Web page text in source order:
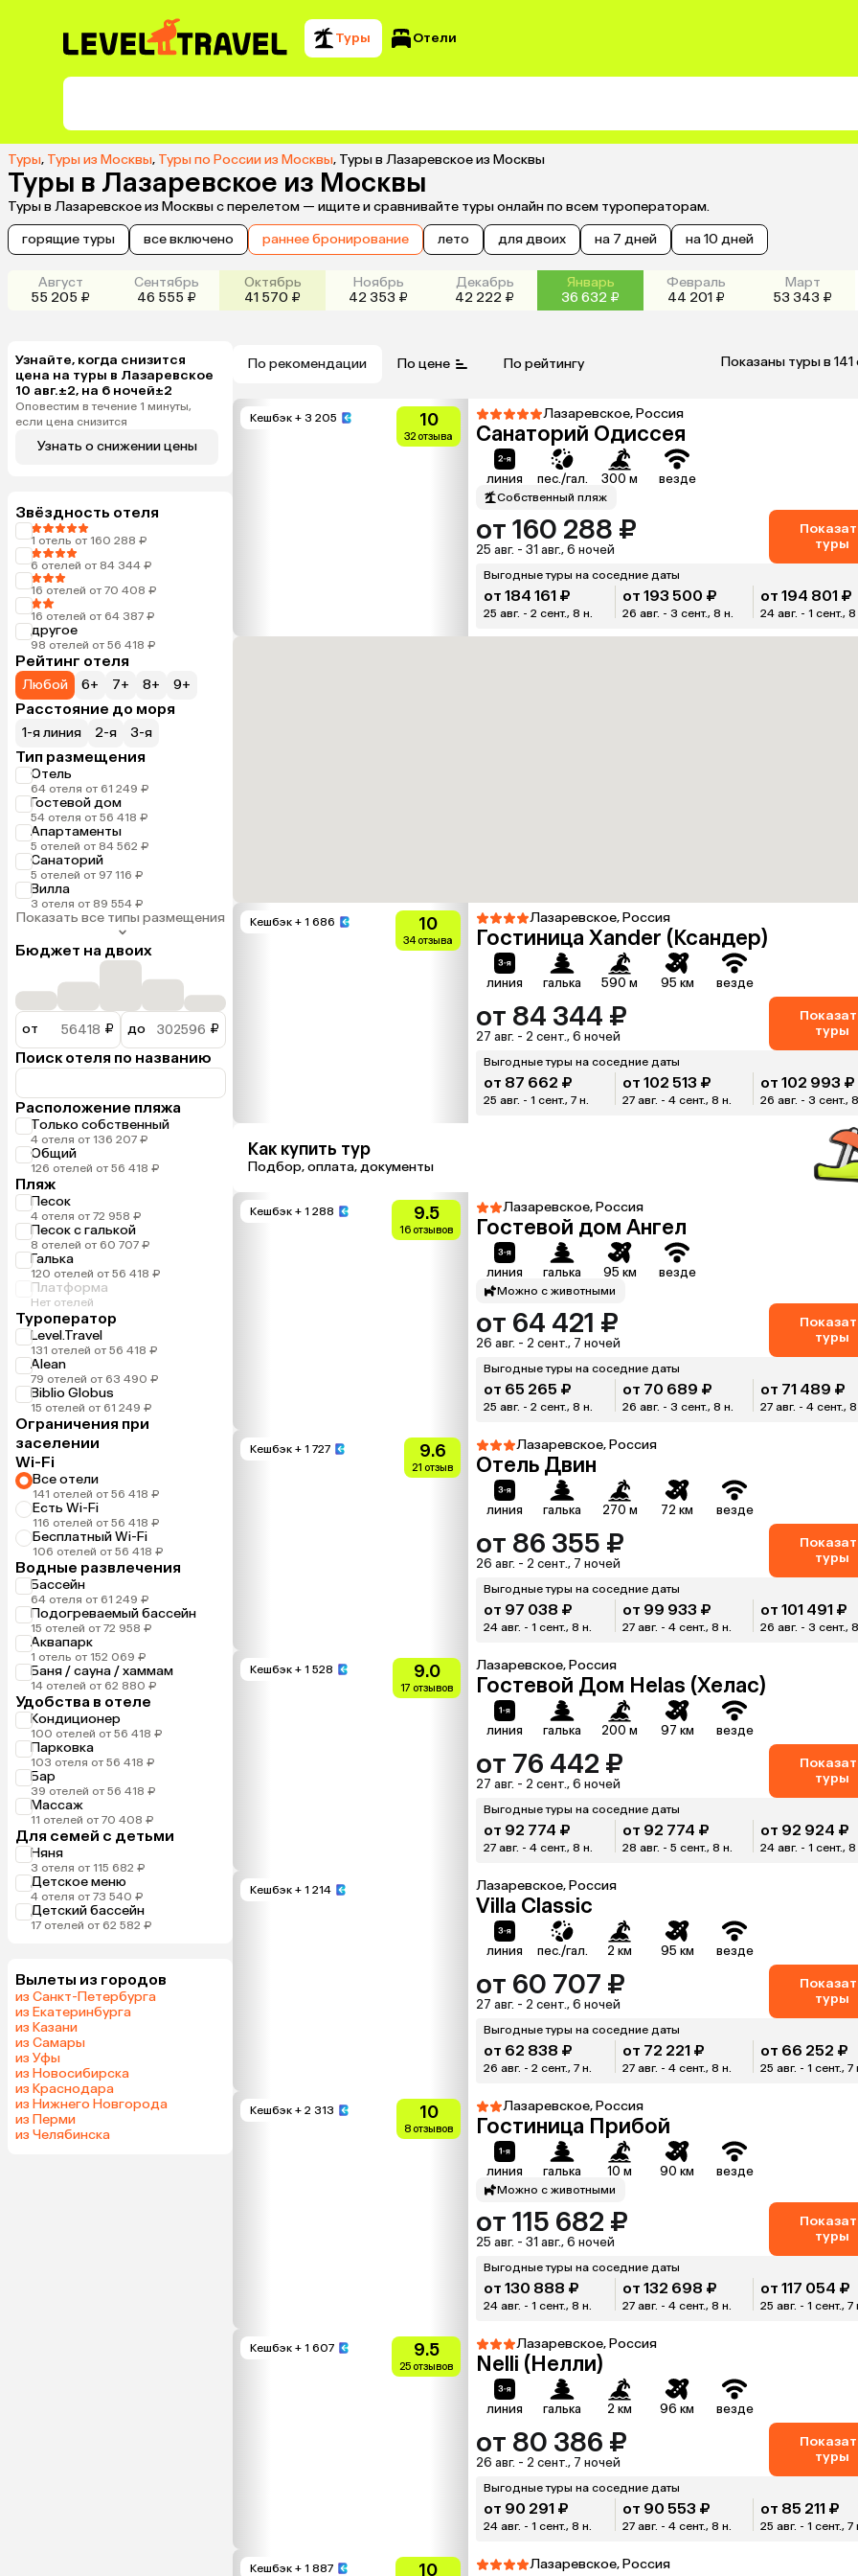
Туры Отели
Туры, Туры из Москвы, Туры по России из Москвы, Туры в Лазаревское из Москвы
Туры в Лазаревское из Москвы
Туры в Лазаревское из Москвы с перелетом — ищите и сравнивайте туры онлайн по всем туроператорам.
горящие туры
все включено раннее бронирование лето для двоих на 7 дней на 10 дней
Август
55 205 ₽
Сентябрь
46 555 ₽
Октябрь
41 570 ₽
Ноябрь
42 353 ₽
Декабрь
42 222 ₽
Январь
36 632 ₽
Февраль
44 201 ₽
Март
53 343 ₽
Узнайте, когда снизится
цена на туры в Лазаревское
10 авг.±2, на 6 ночей±2
Оповестим в течение 1 минуты,
если цена снизится
Узнать о снижении цены
Звёздность отеля
1 отель от 160 288 ₽
6 отелей от 84 344 ₽
16 отелей от 70 408 ₽
16 отелей от 64 387 ₽
другое
98 отелей от 56 418 ₽
Рейтинг отеля
Любой 6+ 7+ 8+ 9+
Расстояние до моря
1-я линия 2-я 3-я
Тип размещения
Отель
64 отеля от 61 249 ₽
Гостевой дом
54 отеля от 56 418 ₽
Апартаменты
5 отелей от 84 562 ₽
Санаторий
5 отелей от 97 116 ₽
Вилла
3 отеля от 89 554 ₽
Показать все типы размещения
Бюджет на двоих
от ₽ до ₽
Поиск отеля по названию
Расположение пляжа
Только собственный
4 отеля от 136 207 ₽
Общий
126 отелей от 56 418 ₽
Пляж
Песок
4 отеля от 72 958 ₽
Песок с галькой
8 отелей от 60 707 ₽
Галька
120 отелей от 56 418 ₽
Платформа
Нет отелей
Туроператор
Level.Travel
131 отелей от 56 418 ₽
Alean
79 отелей от 63 490 ₽
Biblio Globus
15 отелей от 61 249 ₽
Ограничения при
заселении
Wi-Fi
Все отели
141 отелей от 56 418 ₽
Есть Wi-Fi
116 отелей от 56 418 ₽
Бесплатный Wi-Fi
106 отелей от 56 418 ₽
Водные развлечения
Бассейн
64 отеля от 61 249 ₽
Подогреваемый бассейн
15 отелей от 72 958 ₽
Аквапарк
1 отель от 152 069 ₽
Баня / сауна / хаммам
14 отелей от 62 880 ₽
Удобства в отеле
Кондиционер
100 отелей от 56 418 ₽
Парковка
103 отеля от 56 418 ₽
Бар
39 отелей от 56 418 ₽
Массаж
11 отелей от 70 408 ₽
Для семей с детьми
Няня
3 отеля от 115 682 ₽
Детское меню
4 отеля от 73 540 ₽
Детский бассейн
17 отелей от 62 582 ₽
Вылеты из городов
из Санкт-Петербурга
из Екатеринбурга
из Казани
из Самары
из Уфы
из Новосибирска
из Краснодара
из Нижнего Новгорода
из Перми
из Челябинска
По рекомендации По цене По рейтингу Показаны туры в 141
Кешбэк + 3 205 10
32 отзыва
Лазаревское, Россия
Санаторий Одиссея
линия пес./гал. 300 м везде
Собственный пляж
от 160 288 ₽
25 авг. - 31 авг., 6 ночей
туры
Выгодные туры на соседние даты
от 184 161 ₽
25 авг. - 2 сент., 8 н.
от 193 500 ₽
26 авг. - 3 сент., 8 н.
от 194 801 ₽
24 авг. - 1 сент., 8
Кешбэк + 1 686 10
34 отзыва
Лазаревское, Россия
Гостиница Xander (Ксандер)
линия галька 590 м 95 км везде
от 84 344 ₽
27 авг. - 2 сент., 6 ночей
туры
Выгодные туры на соседние даты
от 87 662 ₽
25 авг. - 1 сент., 7 н.
от 102 513 ₽
27 авг. - 4 сент., 8 н.
от 102 993 ₽
26 авг. - 3 сент., 8
Как купить тур
Подбор, оплата, документы
Кешбэк + 1 288 9.5
16 отзывов
Лазаревское, Россия
Гостевой дом Ангел
линия галька 95 км везде
Можно с животными
от 64 421 ₽
26 авг. - 2 сент., 7 ночей
туры
Выгодные туры на соседние даты
от 65 265 ₽
25 авг. - 2 сент., 8 н.
от 70 689 ₽
26 авг. - 3 сент., 8 н.
от 71 489 ₽
27 авг. - 4 сент., 8
Кешбэк + 1 727 9.6
21 отзыв
Лазаревское, Россия
Отель Двин
линия галька 270 м 72 км везде
от 86 355 ₽
26 авг. - 2 сент., 7 ночей
туры
Выгодные туры на соседние даты
от 97 038 ₽
24 авг. - 1 сент., 8 н.
от 99 933 ₽
27 авг. - 4 сент., 8 н.
от 101 491 ₽
26 авг. - 3 сент., 8
Кешбэк + 1 528 9.0
17 отзывов
Лазаревское, Россия
Гостевой Дом Helas (Хелас)
линия галька 200 м 97 км везде
от 76 442 ₽
27 авг. - 2 сент., 6 ночей
туры
Выгодные туры на соседние даты
от 92 774 ₽
27 авг. - 4 сент., 8 н.
от 92 774 ₽
28 авг. - 5 сент., 8 н.
от 92 924 ₽
24 авг. - 1 сент., 8
Кешбэк + 1 214 Лазаревское, Россия
Villa Classic
линия пес./гал. 2 км 95 км везде
от 60 707 ₽
27 авг. - 2 сент., 6 ночей
туры
Выгодные туры на соседние даты
от 62 838 ₽
26 авг. - 2 сент., 7 н.
от 72 221 ₽
27 авг. - 4 сент., 8 н.
от 66 252 ₽
25 авг. - 1 сент., 7
Кешбэк + 2 313 10
8 отзывов
Лазаревское, Россия
Гостиница Прибой
линия галька 10 м 90 км везде
Можно с животными
от 115 682 ₽
25 авг. - 31 авг., 6 ночей
туры
Выгодные туры на соседние даты
от 130 888 ₽
24 авг. - 1 сент., 8 н.
от 132 698 ₽
27 авг. - 4 сент., 8 н.
от 117 054 ₽
25 авг. - 1 сент., 7
Кешбэк + 1 607 9.5
25 отзывов
Лазаревское, Россия
Nelli (Нелли)
линия галька 2 км 96 км везде
от 80 386 ₽
26 авг. - 2 сент., 7 ночей
туры
Выгодные туры на соседние даты
от 90 291 ₽
24 авг. - 1 сент., 8 н.
от 90 553 ₽
27 авг. - 4 сент., 8 н.
от 85 211 ₽
25 авг. - 1 сент., 7
Кешбэк + 1 887 10 Лазаревское, Россия